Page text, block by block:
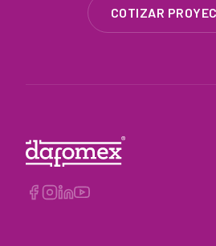
COTIZAR